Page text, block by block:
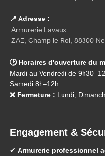
📍 Adresse :
Armurerie Lavaux
ZAE, Champ le Roi, 88300
🕑 Horaires d'ouverture du
Mardi au Vendredi de
Samedi 8h–12h
❌ Fermeture : Lundi,
Engagement &
✔ Armurerie professionnel